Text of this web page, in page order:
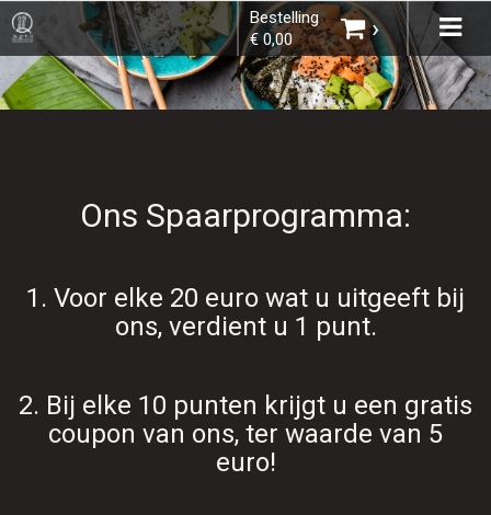
×
Menu
Bestellen
Bestelling
€ 0,00
›
Kies bestelmethode
winkelmandje.
Totaal: € 0,00
Ons Spaarprogramma:
1. Voor elke 20 euro wat u uitgeeft bij
ons, verdient u 1 punt.
2. Bij elke 10 punten krijgt u een gratis
coupon van ons, ter waarde van 5
euro!